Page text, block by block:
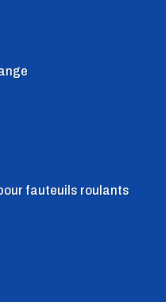
fauteuils roulants